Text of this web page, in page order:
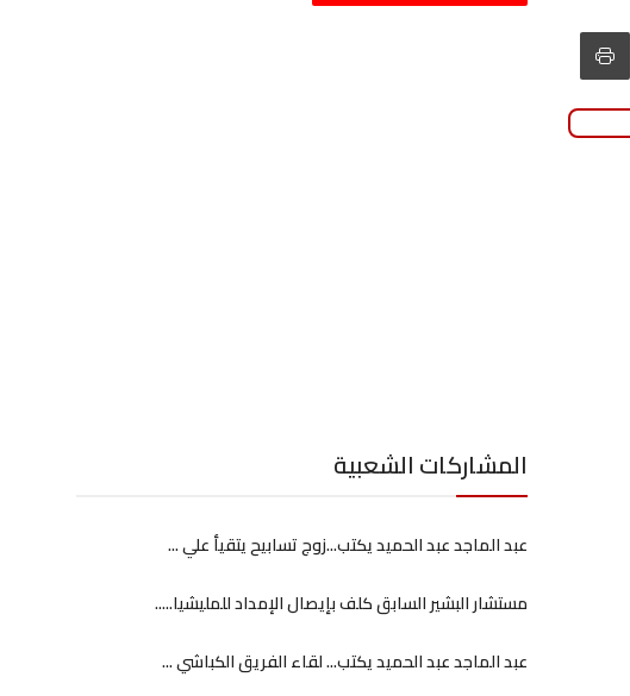
المشاركات الشعبية
عبد الماجد عبد الحميد يكتب...زوج تسابيح يتقيأ علي ...
مستشار البشير السابق كلف بإيصال الإمداد للمليشيا.....
عبد الماجد عبد الحميد يكتب... لقاء الفريق الكباشي ...